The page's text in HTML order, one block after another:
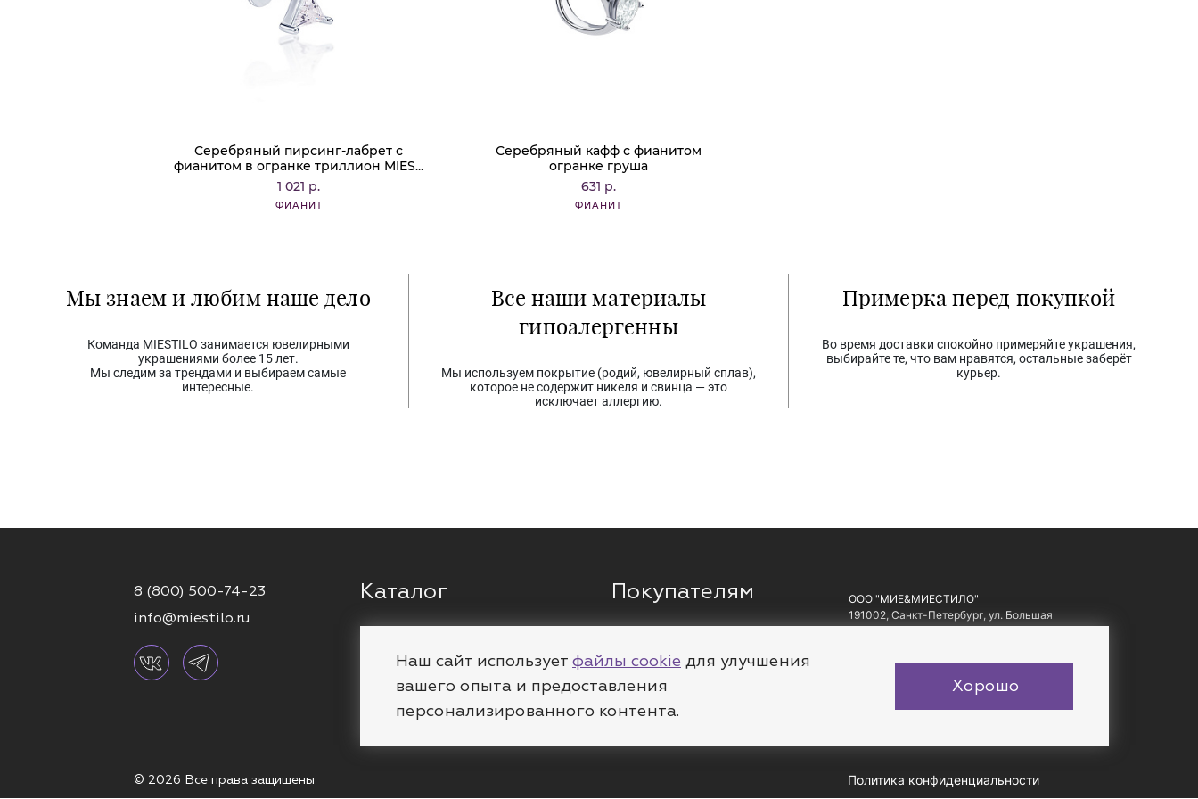
Серебряный пирсинг-лабрет с
фианитом в огранке триллион MIES...
1 021 р.
ФИАНИТ
Серебряный кафф с фианитом
огранке груша
631 р.
ФИАНИТ
Мы знаем и любим наше дело
Команда MIESTILO занимается ювелирными
украшениями более 15 лет.
Мы следим за трендами и выбираем самые
интересные.
Все наши материалы
гипоалергенны
Мы используем покрытие (родий, ювелирный сплав),
которое не содержит никеля и свинца — это
исключает аллергию.
Примерка перед покупкой
Во время доставки спокойно примеряйте украшения,
выбирайте те, что вам нравятся, остальные заберёт
курьер.
8 (800) 500-74-23
info@miestilo.ru
Каталог
Серьги
Каффы
Браслеты
Колье
Кольца
Цепи
Пирсинг
Шармы
Покупателям
О компании
Доставка
Полезное
ООО "МИЕ&МИЕСТИЛО"
191002, Санкт-Петербург, ул. Большая
Московская, д. 1-3, литер А, офис 10.
© 2026 Все права защищены Политика конфиденциальности
Наш сайт использует файлы cookie для улучшения
вашего опыта и предоставления
персонализированного контента.
Хорошо